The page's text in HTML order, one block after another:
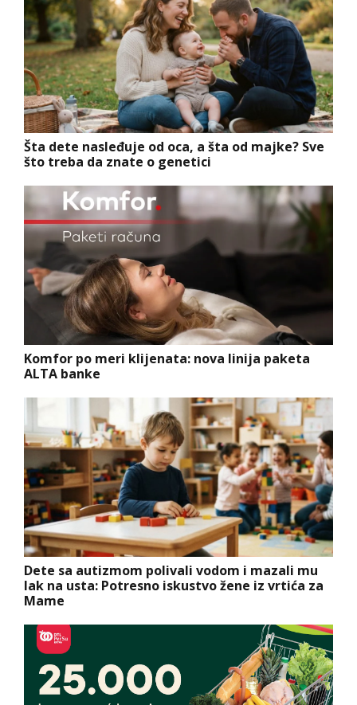
Šta dete nasleđuje od oca, a šta od majke? Sve
što treba da znate o genetici
Komfor po meri klijenata: nova linija paketa
ALTA banke
Dete sa autizmom polivali vodom i mazali mu
lak na usta: Potresno iskustvo žene iz vrtića za
Mame